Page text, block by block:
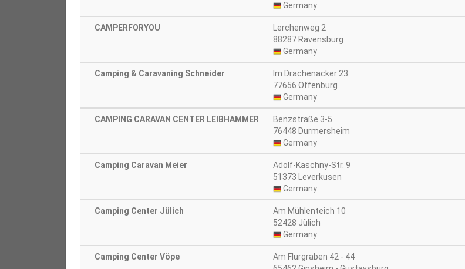
Germany
CAMPERFORYOU
Lerchenweg 2
88287 Ravensburg
Germany
Camping & Caravaning Schneider
Im Drachenacker 23
77656 Offenburg
Germany
CAMPING CARAVAN CENTER LEIBHAMMER
Benzstraße 3-5
76448 Durmersheim
Germany
Camping Caravan Meier
Adolf-Kaschny-Str. 9
51373 Leverkusen
Germany
Camping Center Jülich
Am Mühlenteich 10
52428 Jülich
Germany
Camping Center Vöpe
Am Flurgraben 42 - 44